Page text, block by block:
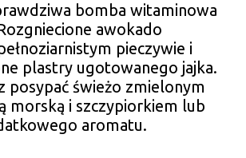
bomba witaminowa
awokado
pieczywie i
plastry ugotowanego jajka.
posypać świeżo zmielonym
morską i szczypiorkiem lub
aromatu.